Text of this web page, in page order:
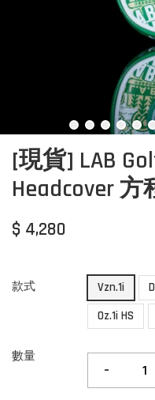
[現貨] LAB
Headcover
$ 4,280
款式 Vzn.1i
Oz.1i HS
數量
-